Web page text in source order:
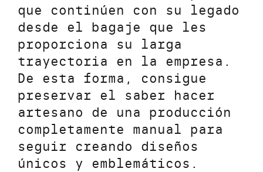
que continúen con su legado
desde el bagaje que les
proporciona su larga
trayectoria en la empresa.
De esta forma, consigue
preservar el saber hacer
artesano de una producción
completamente manual para
seguir creando diseños
únicos y emblemáticos.